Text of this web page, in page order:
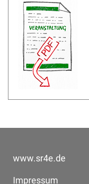
www.sr4e.de
Impressum